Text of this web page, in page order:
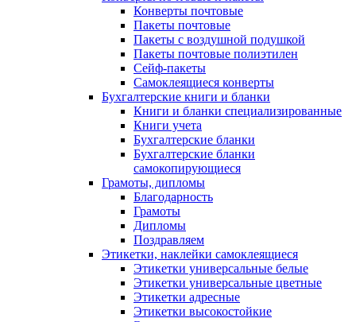
Конверты почтовые
Пакеты почтовые
Пакеты с воздушной подушкой
Пакеты почтовые полиэтилен
Сейф-пакеты
Самоклеящиеся конверты
Бухгалтерские книги и бланки
Книги и бланки специализированные
Книги учета
Бухгалтерские бланки
Бухгалтерские бланки
самокопирующиеся
Грамоты, дипломы
Благодарность
Грамоты
Дипломы
Поздравляем
Этикетки, наклейки самоклеящиеся
Этикетки универсальные белые
Этикетки универсальные цветные
Этикетки адресные
Этикетки высокостойкие